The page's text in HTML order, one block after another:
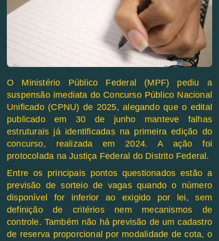
O Ministério Público Federal (MPF) pediu a
suspensão imediata do Concurso Público Nacional
Unificado (CPNU) de 2025, alegando que o edital
publicado em 30 de junho manteve falhas
estruturais já identificadas na primeira edição do
concurso, realizada em 2024. A ação foi
protocolada na Justiça Federal do Distrito Federal.
Entre os principais pontos questionados estão a
previsão de sorteio de vagas quando o número
disponível for inferior ao exigido por lei, sem
definição de critérios nem mecanismos de
controle. Também não há previsão de um cadastro
de reserva proporcional por modalidade de cota, o